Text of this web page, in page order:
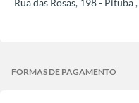
FORMAS DE PAGAMENTO